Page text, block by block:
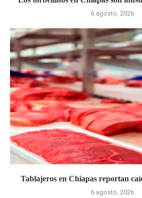
6 agosto, 2026
Tablajeros en Chiapas reportan
6 agosto, 2026